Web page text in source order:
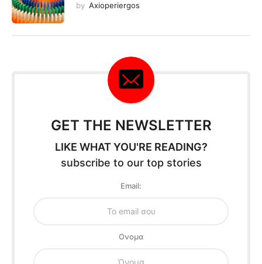
by Axioperiergos
GET THE NEWSLETTER
LIKE WHAT YOU'RE READING?
subscribe to our top stories
Email:
Oνομα